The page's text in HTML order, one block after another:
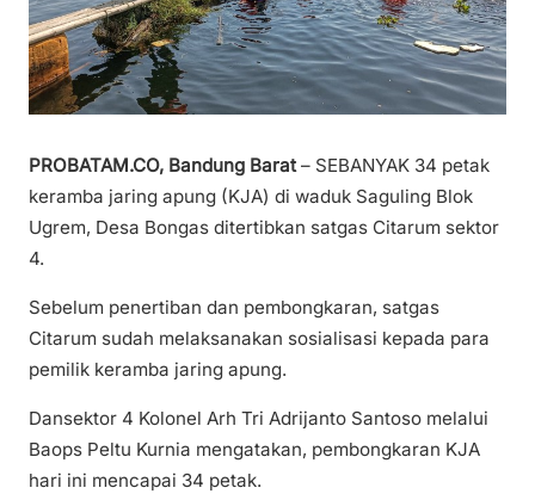
PROBATAM.CO, Bandung Barat– SEBANYAK 34 petak
keramba jaring apung (KJA) di waduk Saguling Blok
Ugrem, Desa Bongas ditertibkan satgas Citarum sektor
4.
Sebelum penertiban dan pembongkaran, satgas
Citarum sudah melaksanakan sosialisasi kepada para
pemilik keramba jaring apung.
Dansektor 4 Kolonel Arh Tri Adrijanto Santoso melalui
Baops Peltu Kurnia mengatakan, pembongkaran KJA
hari ini mencapai 34 petak.